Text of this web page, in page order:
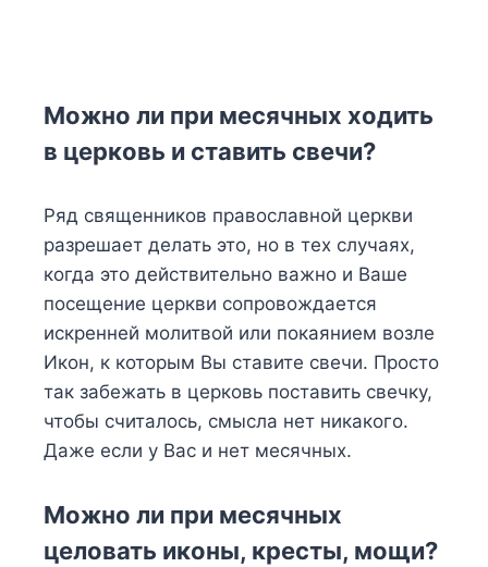
Можно ли при месячных ходить
в церковь и ставить свечи?
Ряд священников православной церкви
разрешает делать это, но в тех случаях,
когда это действительно важно и Ваше
посещение церкви сопровождается
искренней молитвой или покаянием возле
Икон, к которым Вы ставите свечи. Просто
так забежать в церковь поставить свечку,
чтобы считалось, смысла нет никакого.
Даже если у Вас и нет месячных.
Можно ли при месячных
целовать иконы, кресты, мощи?